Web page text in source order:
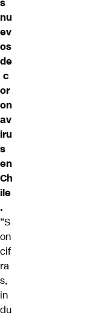
nu
ev
os
de
c
or
on
av
iru
s
en
Ch
ile
.
“S
on
cif
ra
s,
in
du